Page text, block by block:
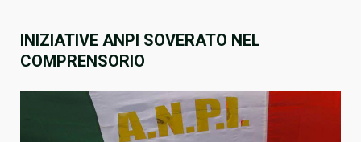
INIZIATIVE ANPI SOVERATO NEL
COMPRENSORIO